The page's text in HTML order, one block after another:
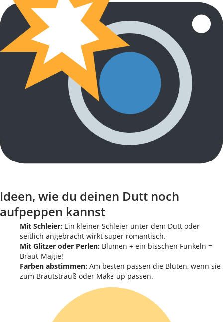
Ideen, wie du deinen Dutt noch
aufpeppen kannst
Mit Schleier: Ein kleiner Schleier unter dem Dutt oder
seitlich angebracht wirkt super romantisch.
Mit Glitzer oder Perlen: Blumen + ein bisschen Funkeln =
Braut-Magie!
Farben abstimmen: Am besten passen die Blüten, wenn sie
zum Brautstrauß oder Make-up passen.